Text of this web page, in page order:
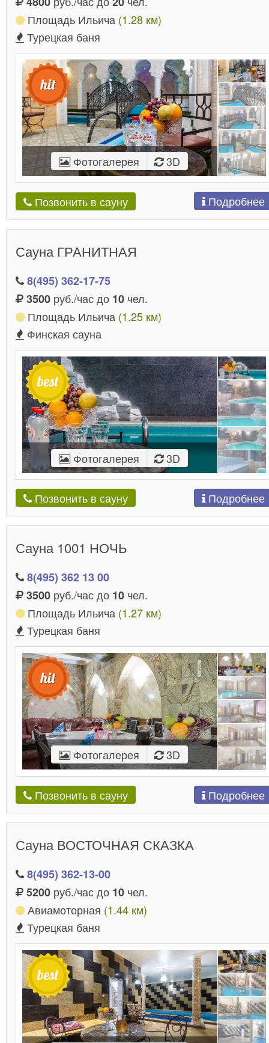
Площадь Ильича (1.28 км)
Турецкая баня
Фотогалерея 3D
Позвонить в сауну Подробнее
Сауна ГРАНИТНАЯ
8(495) 362-17-75
3500 руб./час до 10 чел.
Площадь Ильича (1.25 км)
Финская сауна
Фотогалерея 3D
Позвонить в сауну Подробнее
Сауна 1001 НОЧЬ
8(495) 362 13 00
3500 руб./час до 10 чел.
Площадь Ильича (1.27 км)
Турецкая баня
Фотогалерея 3D
Позвонить в сауну Подробнее
Сауна ВОСТОЧНАЯ СКАЗКА
8(495) 362-13-00
5200 руб./час до 10 чел.
Авиамоторная (1.44 км)
Турецкая баня